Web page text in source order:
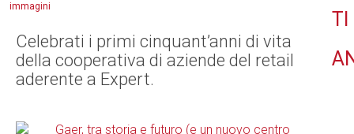
immagini
Celebrati i primi cinquant’anni di vita
della cooperativa di aziende del retail
aderente a Expert.
TI